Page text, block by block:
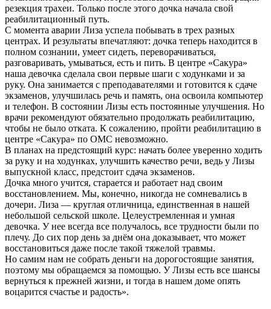
резекция трахеи. Только после этого дочка начала свой
реабилитационный путь.
С момента аварии Лиза успела побывать в трех разных
центрах. И результаты впечатляют: дочка теперь находится в
полном сознании, умеет сидеть, переворачиваться,
разговаривать, умываться, есть и пить. В центре «Сакура»
наша девочка сделала свои первые шаги с ходунками и за
руку. Она занимается с преподавателями и готовится к сдаче
экзаменов, улучшилась речь и память, она освоила компьютер
и телефон. В состоянии Лизы есть постоянные улучшения. Но
врачи рекомендуют обязательно продолжать реабилитацию,
чтобы не было отката. К сожалению, пройти реабилитацию в
центре «Сакура» по ОМС невозможно.
В планах на предстоящий курс: начать более уверенно ходить
за руку и на ходунках, улучшить качество речи, ведь у Лизы
выпускной класс, предстоит сдача экзаменов.
Дочка много учится, старается и работает над своим
восстановлением. Мы, конечно, никогда не сомневались в
дочери. Лиза — круглая отличница, единственная в нашей
небольшой сельской школе. Целеустремленная и умная
девочка. У нее всегда все получалось, все трудности были по
плечу. До сих пор день за днём она доказывает, что может
восстановиться даже после такой тяжелой травмы.
Но самим нам не собрать деньги на дорогостоящие занятия,
поэтому мы обращаемся за помощью. У Лизы есть все шансы
вернуться к прежней жизни, и тогда в нашем доме опять
воцарится счастье и радость».